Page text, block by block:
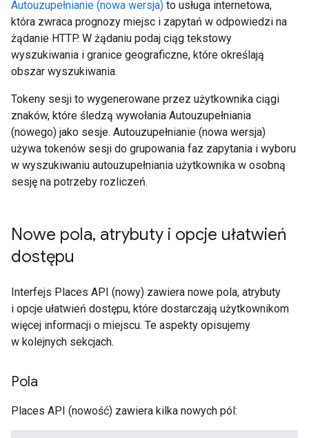
Autouzupełnianie (nowa wersja) to usługa internetowa,
która zwraca prognozy miejsc i zapytań w odpowiedzi na
żądanie HTTP. W żądaniu podaj ciąg tekstowy
wyszukiwania i granice geograficzne, które określają
obszar wyszukiwania.
Tokeny sesji to wygenerowane przez użytkownika ciągi
znaków, które śledzą wywołania Autouzupełniania
(nowego) jako sesje. Autouzupełnianie (nowa wersja)
używa tokenów sesji do grupowania faz zapytania i wyboru
w wyszukiwaniu autouzupełniania użytkownika w osobną
sesję na potrzeby rozliczeń.
Nowe pola, atrybuty i opcje ułatwień
dostępu
Interfejs Places API (nowy) zawiera nowe pola, atrybuty
i opcje ułatwień dostępu, które dostarczają użytkownikom
więcej informacji o miejscu. Te aspekty opisujemy
w kolejnych sekcjach.
Pola
Places API (nowość) zawiera kilka nowych pól: